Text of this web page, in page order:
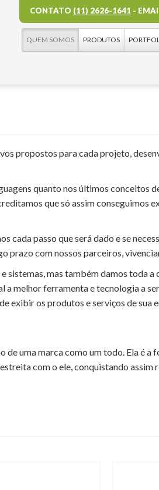
CONTATO (11) 2626-1641 -
QUEM SOMOS PRODUTOS
propostos para cada projeto,
quanto nos últimos conceitos
que só assim conseguimos
cada passo que será dado e se
prazo com nossos parceiros,
mas também damos toda
melhor ferramenta e tecnologia a
exibir os produtos e serviços de sua
uma marca como um todo. Ela é a
com o ele, conquistando assim